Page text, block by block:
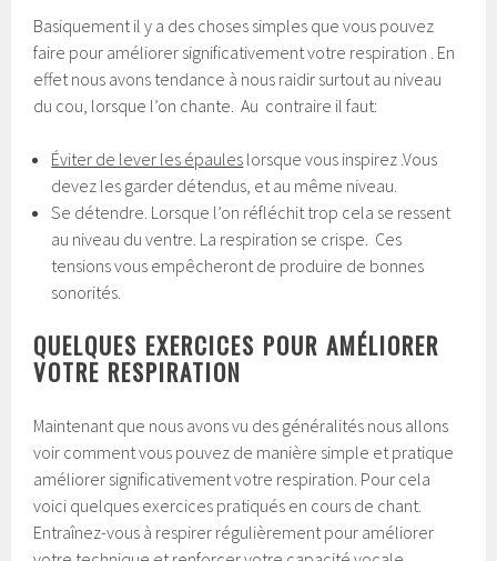
Basiquement il y a des choses simples que vous pouvez
faire pour améliorer significativement votre respiration . En
effet nous avons tendance à nous raidir surtout au niveau
du cou, lorsque l’on chante. Au contraire il faut:
Éviter de lever les épaules lorsque vous inspirez .Vous
devez les garder détendus, et au même niveau.
Se détendre. Lorsque l’on réfléchit trop cela se ressent
au niveau du ventre. La respiration se crispe. Ces
tensions vous empêcheront de produire de bonnes
sonorités.
QUELQUES EXERCICES POUR AMÉLIORER
VOTRE RESPIRATION
Maintenant que nous avons vu des généralités nous allons
voir comment vous pouvez de manière simple et pratique
améliorer significativement votre respiration. Pour cela
voici quelques exercices pratiqués en cours de chant.
Entraînez-vous à respirer régulièrement pour améliorer